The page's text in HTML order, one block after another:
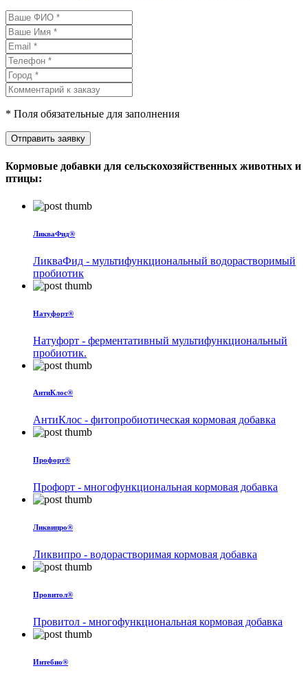
* Поля обязательные для заполнения
Отправить заявку
Кормовые добавки для сельскохозяйственных животных и
птицы:
ЛикваФид®
ЛикваФид - мультифункциональный водорастворимый
пробиотик
Натуфорт®
Натуфорт - ферментативный мультифункциональный
пробиотик.
АнтиКлос®
АнтиКлос - фитопробиотическая кормовая добавка
Профорт®
Профорт - многофункциональная кормовая добавка
Ликвипро®
Ликвипро - водорастворимая кормовая добавка
Провитол®
Провитол - многофункциональная кормовая добавка
Интебио®